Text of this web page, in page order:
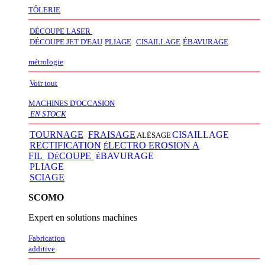
TÔLERIE
DÉCOUPE LASER
DÉCOUPE JET D'EAU PLIAGE CISAILLAGE ÉBAVURAGE
métrologie
Voir tout
MACHINES D'OCCASION
EN STOCK
TOURNAGE FRAISAGE ALÉSAGECISAILLAGE
RECTIFICATION ÉLECTRO EROSION A
FIL DÉCOUPE ÉBAVURAGE
PLIAGE
SCIAGE
SCOMO
Expert en solutions machines
Fabrication
additive